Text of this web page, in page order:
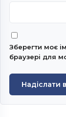
Зберегти моє
браузері для
Надіслати